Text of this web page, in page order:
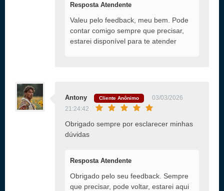
Resposta Atendente
Valeu pelo feedback, meu bem. Pode
contar comigo sempre que precisar,
estarei disponível para te atender
Antony Cliente Anônimo
03/03/2026
21:24:42
Obrigado sempre por esclarecer minhas
dúvidas
Resposta Atendente
Obrigado pelo seu feedback. Sempre
que precisar, pode voltar, estarei aqui